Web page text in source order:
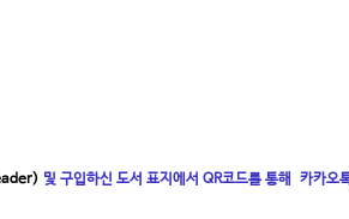
및 구입하신 도서 표지에서 QR코드를 통해 카카오